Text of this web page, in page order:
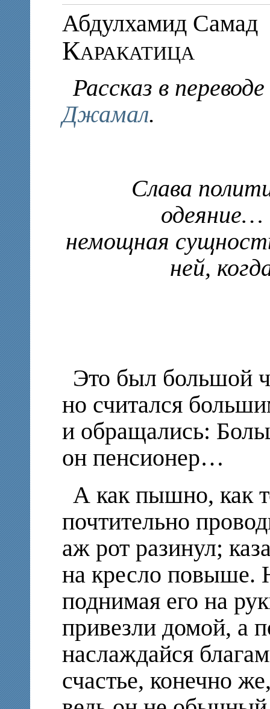
Абдулхамид Самад
Каракатица
Рассказ в
Джамал.
Слава
одеяние…
немощная
ней,
Это был большой
но считался
и обращались:
он пенсионер…
А как пышно, как
почтительно
аж рот разинул;
на кресло повыше.
поднимая его на
привезли домой, а
наслаждайся
счастье, конечно